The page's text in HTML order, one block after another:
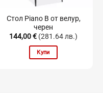
Стол Piano B от велур,
черен
144,00€ (281.64 лв.)
Купи